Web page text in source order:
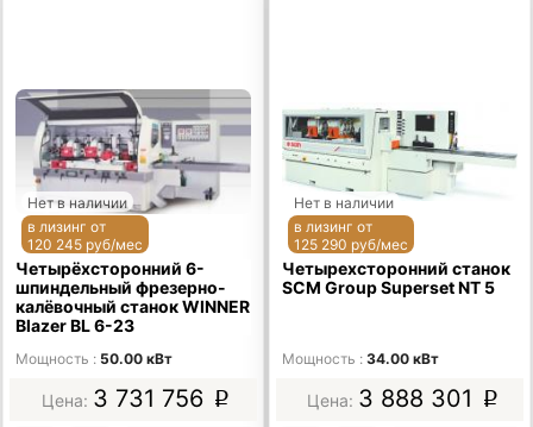
Нет в наличии
в лизинг от
120 245 руб/мес
Четырёхсторонний 6-
шпиндельный фрезерно-
калёвочный станок WINNER
Blazer BL 6-23
Мощность 50.00 кВт
3 731 756 p
Нет в наличии
в лизинг от
125 290 руб/мес
Четырехсторонний станок
SCM Group Superset NT 5
Мощность 34.00 кВт
3 888 301 p